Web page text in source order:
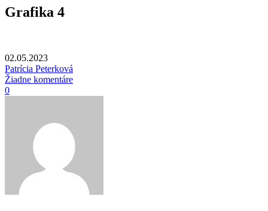
Grafika 4
02.05.2023
Patrícia Peterková
Žiadne komentáre
0